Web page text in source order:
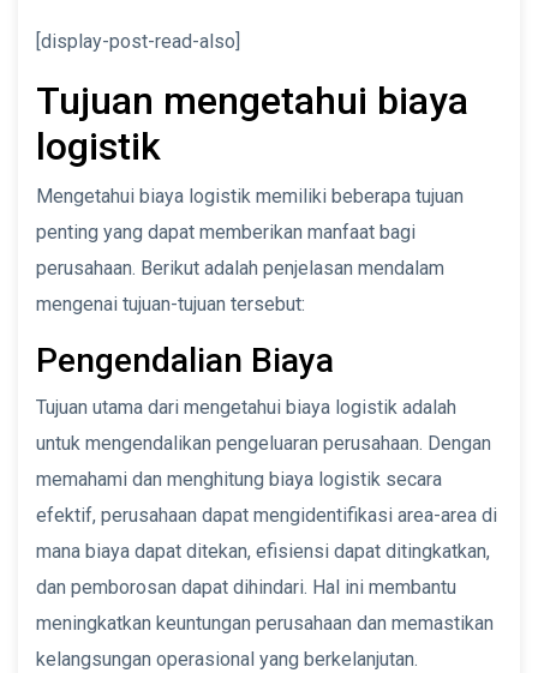
[display-post-read-also]
Tujuan mengetahui biaya
logistik
Mengetahui biaya logistik memiliki beberapa tujuan
penting yang dapat memberikan manfaat bagi
perusahaan. Berikut adalah penjelasan mendalam
mengenai tujuan-tujuan tersebut:
Pengendalian Biaya
Tujuan utama dari mengetahui biaya logistik adalah
untuk mengendalikan pengeluaran perusahaan. Dengan
memahami dan menghitung biaya logistik secara
efektif, perusahaan dapat mengidentifikasi area-area di
mana biaya dapat ditekan, efisiensi dapat ditingkatkan,
dan pemborosan dapat dihindari. Hal ini membantu
meningkatkan keuntungan perusahaan dan memastikan
kelangsungan operasional yang berkelanjutan.